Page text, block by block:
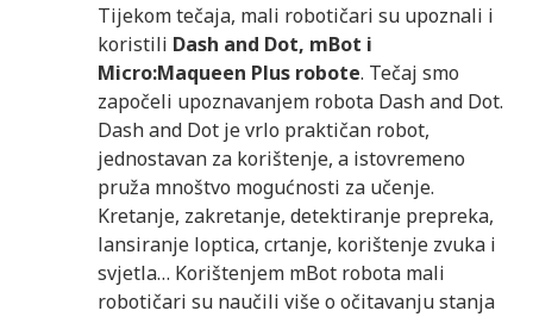
Tijekom tečaja, mali robotičari su upoznali i
koristili Dash and Dot, mBot i
Micro:Maqueen Plus robote. Tečaj smo
započeli upoznavanjem robota Dash and Dot.
Dash and Dot je vrlo praktičan robot,
jednostavan za korištenje, a istovremeno
pruža mnoštvo mogućnosti za učenje.
Kretanje, zakretanje, detektiranje prepreka,
lansiranje loptica, crtanje, korištenje zvuka i
svjetla… Korištenjem mBot robota mali
robotičari su naučili više o očitavanju stanja